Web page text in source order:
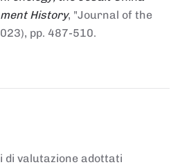
History, "Journal of the
pp. 487-510.
di valutazione adottati